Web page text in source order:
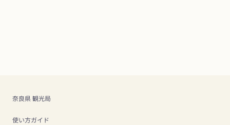
奈良県 観光局
使い方ガイド